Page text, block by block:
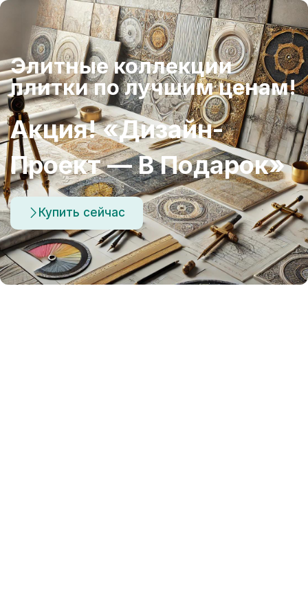
Элитные коллекции
плитки по лучшим ценам!
Акция! «Дизайн-
Проект — В Подарок»
Купить сейчас